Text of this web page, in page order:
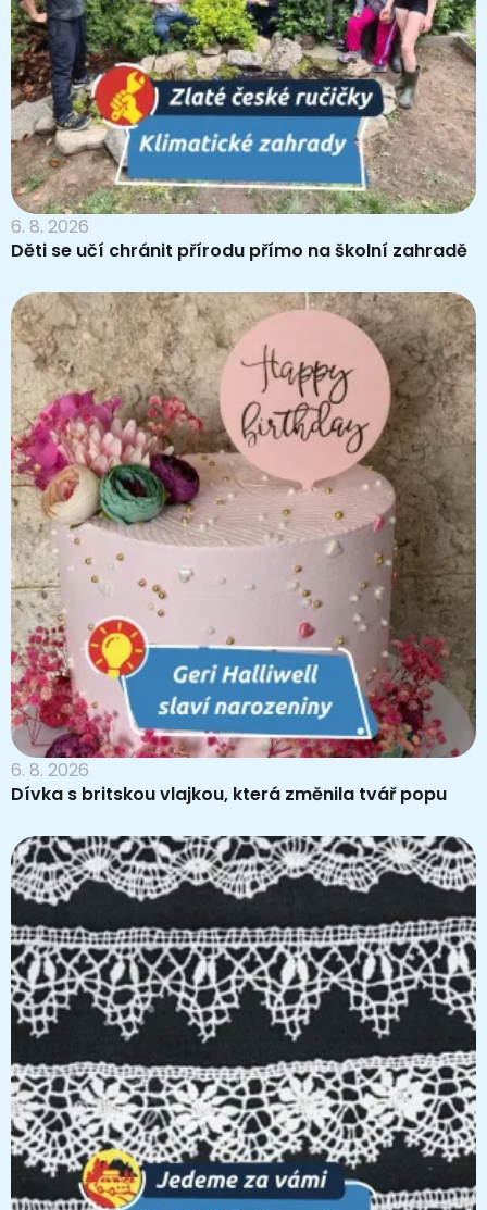
6. 8. 2026
Děti se učí chránit přírodu přímo na školní zahradě
6. 8. 2026
Dívka s britskou vlajkou, která změnila tvář popu